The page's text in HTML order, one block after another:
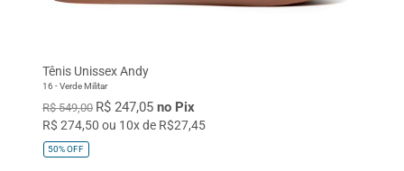
Tênis Unissex Andy
16 - Verde Militar
R$ 549,00 R$ 247,05 no Pix
R$ 274,50 ou 10x de R$27,45
50%OFF